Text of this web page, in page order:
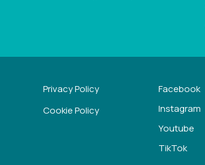
Privacy Policy
Cookie Policy
Facebook
Instagram
Youtube
TikTok